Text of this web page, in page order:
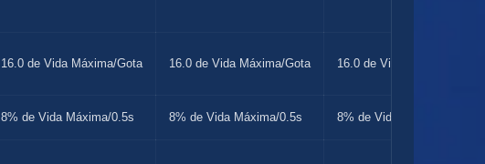
16.0 de Vida Máxima/Gota 16.0 de Vida Máxima/Gota 16.0 de Vida Máxima/Gota
8% de Vida Máxima/0.5s 8% de Vida Máxima/0.5s 8% de Vida Máxima/0.5s